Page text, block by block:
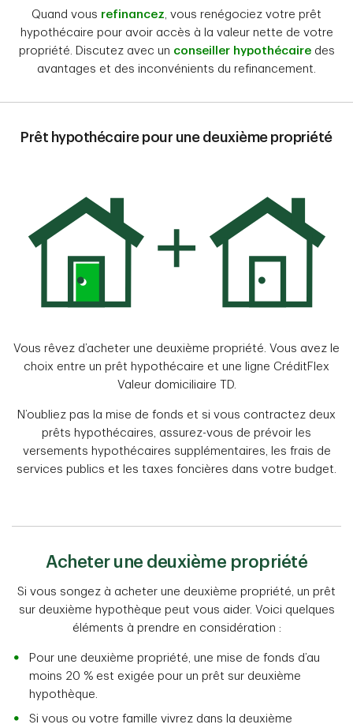
Quand vous refinancez, vous renégociez votre prêt
hypothécaire pour avoir accès à la valeur nette de votre
propriété. Discutez avec un conseiller hypothécairedes
avantages et des inconvénients du refinancement.
Prêt hypothécaire pour une deuxième propriété
Vous rêvez d’acheter une deuxième propriété. Vous avez le
choix entre un prêt hypothécaire et une ligne CréditFlex
Valeur domiciliaire TD.
N’oubliez pas la mise de fonds et si vous contractez deux
prêts hypothécaires, assurez-vous de prévoir les
versements hypothécaires supplémentaires, les frais de
services publics et les taxes foncières dans votre budget.
Acheter une deuxième propriété
Si vous songez à acheter une deuxième propriété, un prêt
sur deuxième hypothèque peut vous aider. Voici quelques
éléments à prendre en considération :
Pour une deuxième propriété, une mise de fonds d’au
moins 20 % est exigée pour un prêt sur deuxième
hypothèque.
Si vous ou votre famille vivrez dans la deuxième